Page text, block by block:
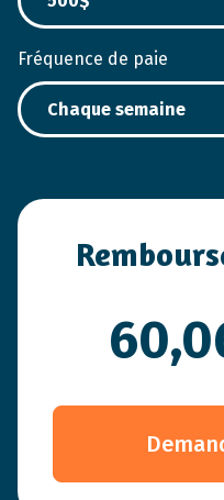
Fréquence de paie